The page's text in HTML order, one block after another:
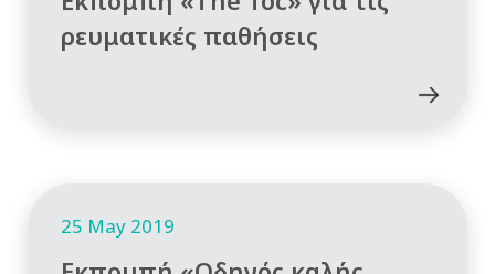
ρευματικές παθήσεις
25 May 2019